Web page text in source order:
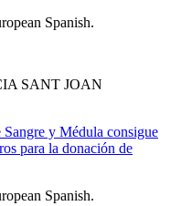
Spanish.
SANT JOAN
y Médula consigue
para la donación de
Spanish.